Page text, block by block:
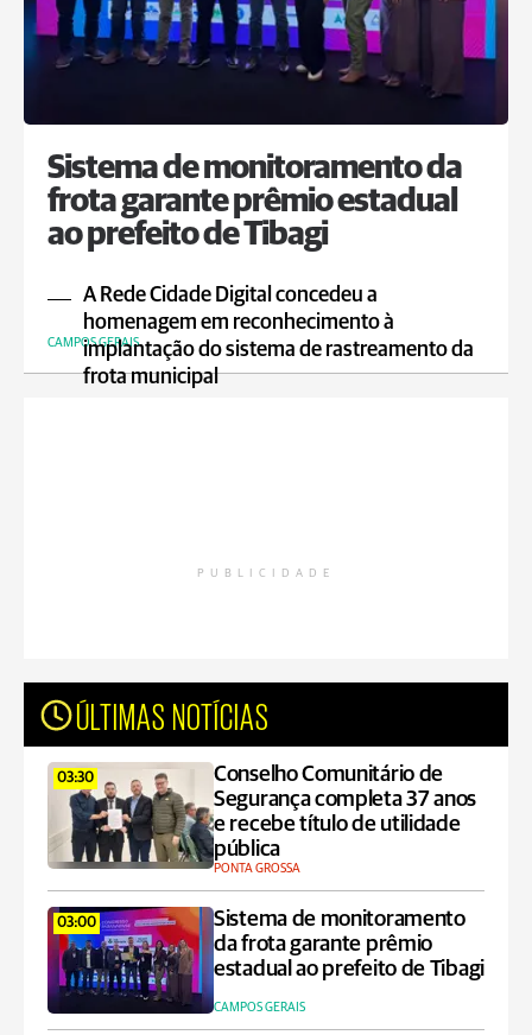
Sistema de monitoramento da
frota garante prêmio estadual
ao prefeito de Tibagi
A Rede Cidade Digital concedeu a
homenagem em reconhecimento à
implantação do sistema de rastreamento da
frota municipal
CAMPOS GERAIS
PUBLICIDADE
ÚLTIMAS NOTÍCIAS
03:30
Conselho Comunitário de
Segurança completa 37 anos
e recebe título de utilidade
pública
PONTA GROSSA
03:00
Sistema de monitoramento
da frota garante prêmio
estadual ao prefeito de Tibagi
CAMPOS GERAIS